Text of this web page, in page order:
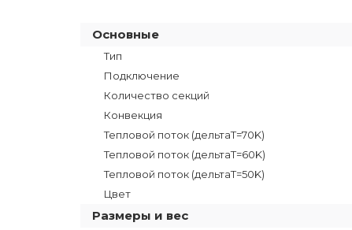
Основные
Тип
Подключение
Количество секций
Конвекция
Тепловой поток (дельтаT=70K)
Тепловой поток (дельтаТ=60K)
Тепловой поток (дельтаТ=50K)
Цвет
Размеры и вес